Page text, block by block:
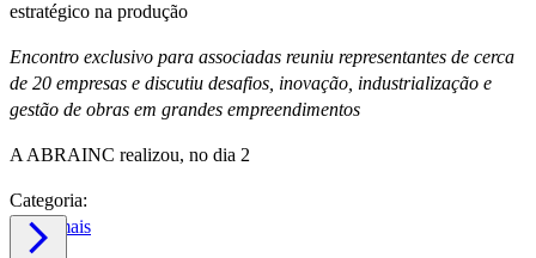
estratégico na produção
Encontro exclusivo para associadas reuniu representantes de cerca
de 20 empresas e discutiu desafios, inovação, industrialização e
gestão de obras em grandes empreendimentos
A ABRAINC realizou, no dia 2
Categoria:
Saiba mais
